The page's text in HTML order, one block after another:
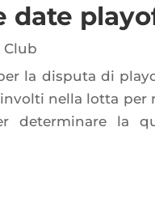
date
Club
la disputa di
nella lotta per
determinare la